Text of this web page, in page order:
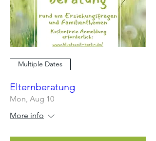
Multiple Dates
Elternberatung
Mon, Aug 10
More info